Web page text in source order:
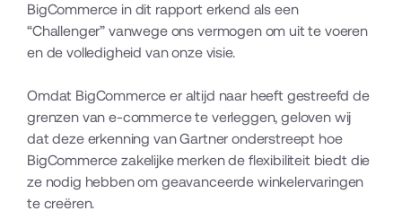
BigCommerce in dit rapport erkend als een
“Challenger” vanwege ons vermogen om uit te voeren
en de volledigheid van onze visie.
Omdat BigCommerce er altijd naar heeft gestreefd de
grenzen van e-commerce te verleggen, geloven wij
dat deze erkenning van Gartner onderstreept hoe
BigCommerce zakelijke merken de flexibiliteit biedt die
ze nodig hebben om geavanceerde winkelervaringen
te creëren.